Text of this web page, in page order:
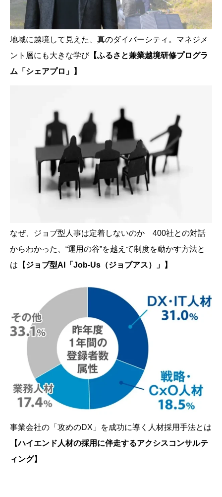
地域に越境して見えた、真のダイバーシティ。マネジメ
ント層にも大きな学び【ふるさと兼業越境研修プログラ
ム「シェアプロ」】
なぜ、ジョブ型人事は定着しないのか 400社との対話
からわかった、“運用の谷”を越えて制度を動かす方法と
は 【ジョブ型AI「Job-Us（ジョブアス）」】
事業会社の「攻めのDX」を成功に導く人材採用手法とは
【ハイエンド人材の採用に伴走するアクシスコンサルテ
ィング】